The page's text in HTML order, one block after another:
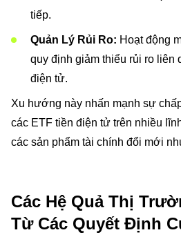
tiếp.
Quản Lý Rủi Ro: Hoạt động
quy định giảm thiểu rủi ro liên
điện tử.
Xu hướng này nhấn mạnh sự
các ETF tiền điện tử trên nhiều
các sản phẩm tài chính đổi mới
Các Hệ Quả Thị
Từ Các Quyết Định